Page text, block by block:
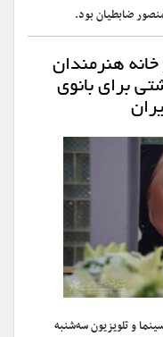
ضابطیان بود.
خانه هنرمندان
برای بانوی
و تلویزیون سه‌شنبه